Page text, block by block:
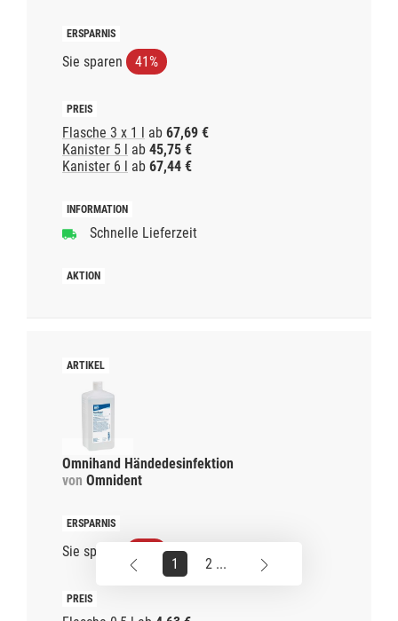
Sie sparen 41%
Flasche 3 x 1 l ab 67,69 €
Kanister 5 l ab 45,75 €
Kanister 6 l ab 67,44 €
Schnelle Lieferzeit
Omnihand Händedesinfektion
von Omnident
Sie sparen
1 2 ...